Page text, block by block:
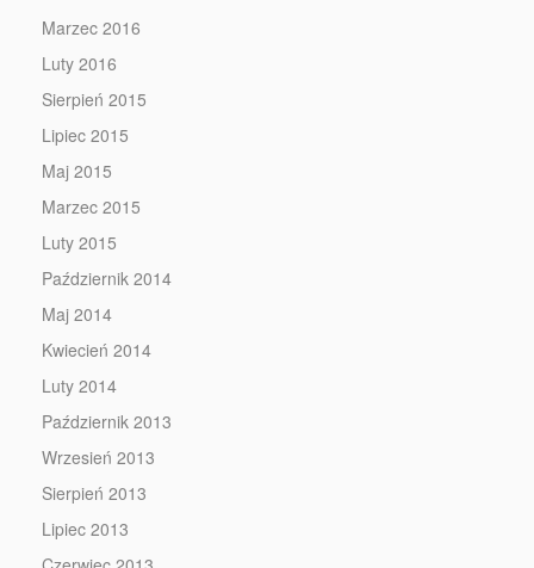
Marzec 2016
Luty 2016
Sierpień 2015
Lipiec 2015
Maj 2015
Marzec 2015
Luty 2015
Październik 2014
Maj 2014
Kwiecień 2014
Luty 2014
Październik 2013
Wrzesień 2013
Sierpień 2013
Lipiec 2013